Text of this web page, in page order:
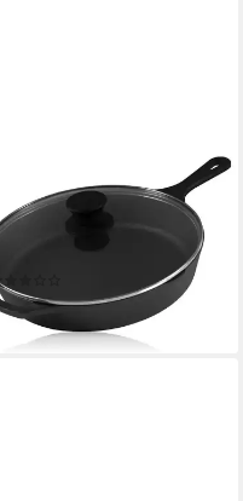
Grillpfanne Ø 26 cm mit
Bratpfanne,
€
- in 3-4 Werktagen bei dir